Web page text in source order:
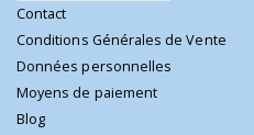
Contact
Conditions Générales de Vente
Données personnelles
Moyens de paiement
Blog